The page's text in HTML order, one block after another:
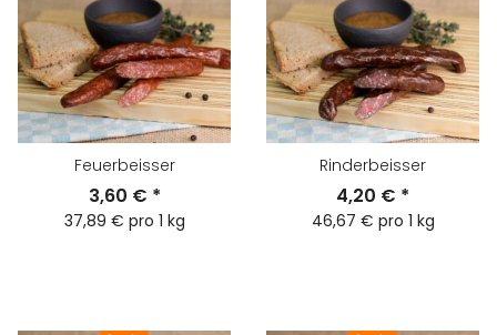
Feuerbeisser
3,60 € *
37,89 € pro 1 kg
Rinderbeisser
4,20 € *
46,67 € pro 1 kg